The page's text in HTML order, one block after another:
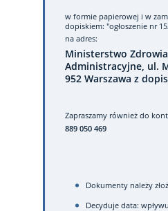
w formie papierowej i w
dopiskiem: "ogłoszenie nr
na adres:
Ministerstwo
Administracyjne, ul.
952 Warszawa z
Zapraszamy również do
889 050 469
Dokumenty należy
Decyduje data: